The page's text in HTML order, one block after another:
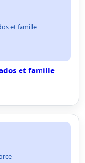
et famille
et famille